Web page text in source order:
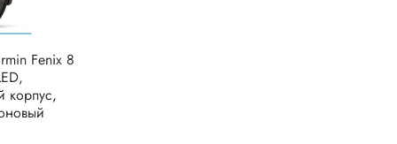
Fenix 8
корпус,